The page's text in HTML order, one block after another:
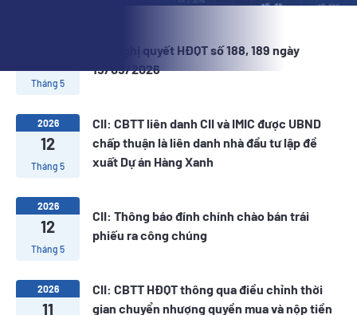
Tháng 5
CII: Nghị quyết HĐQT số 188, 189 ngày
15/05/2026
2026
12
Tháng 5
CII: CBTT liên danh CII và IMIC được UBND
chấp thuận là liên danh nhà đầu tư lập đề
xuất Dự án Hàng Xanh
2026
12
Tháng 5
CII: Thông báo đính chính chào bán trái
phiếu ra công chúng
2026
11
CII: CBTT HĐQT thông qua điều chỉnh thời
gian chuyển nhượng quyền mua và nộp tiền